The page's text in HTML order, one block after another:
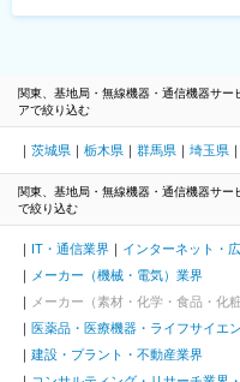
関東、基地局・無線機器・通信機器サ
アで絞り込む
茨城県 栃木県 群馬県 埼玉県
関東、基地局・無線機器・通信機器サ
で絞り込む
IT・通信業界
インターネット・
メーカー（機械・電気）業界
メーカー（素材・化学・食品・化
医薬品・医療機器・ライフサイエ
建設・プラント・不動産業界